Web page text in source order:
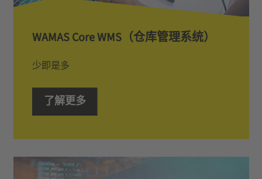
W­A­M­A­S­ ­C­o­r­e­ ­W­M­S­（­仓­库­管­理­系­统­）
少即是多
了解更多